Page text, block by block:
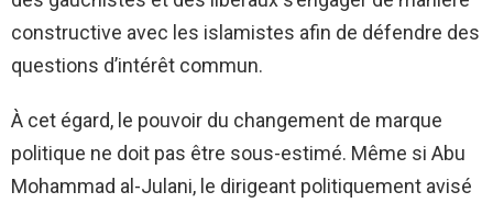
constructive avec les islamistes afin de défendre des
questions d’intérêt commun.
À cet égard, le pouvoir du changement de marque
politique ne doit pas être sous-estimé. Même si Abu
Mohammad al-Julani, le dirigeant politiquement avisé